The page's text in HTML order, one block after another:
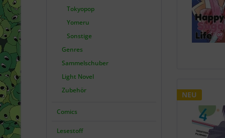
Tokyopop
Yomeru
Sonstige
Genres
Sammelschuber
Light Novel
Zubehör
Comics
Lesestoff
NEU